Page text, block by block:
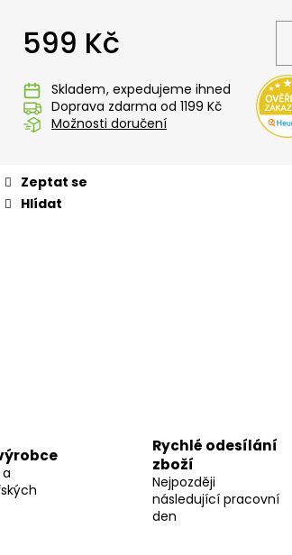
599 Kč
cena:Skladem
Doprava zdarma od 1199 Kč
Možnosti doručení
Zeptat se
Hlídat
Rychlé odesílání
zboží
Nejpozději
následující pracovní
den
1 449 Kč